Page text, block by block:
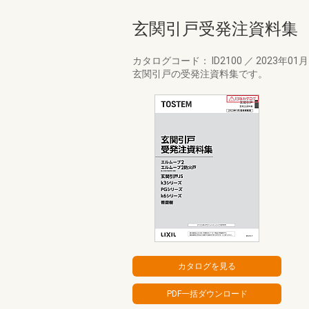
玄関引戸受発注資料集
カタログコード： ID2100 ／ 2023年01月
玄関引戸の受発注資料集です。